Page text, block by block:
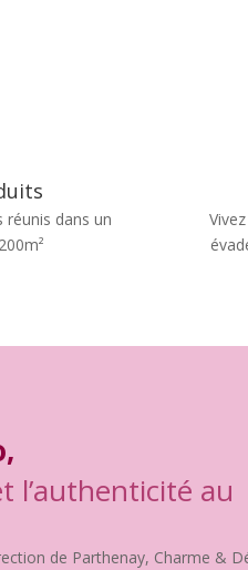
dans un
l’authenticité au
de Parthenay, Charme &